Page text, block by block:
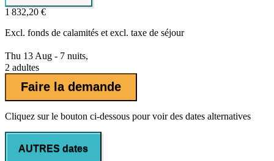
1 832,20 €
Excl. fonds de calamités et excl. taxe de séjour
Thu 13 Aug - 7 nuits,
2 adultes
Faire la demande
Cliquez sur le bouton ci-dessous pour voir des dates alternatives
AUTRES dates